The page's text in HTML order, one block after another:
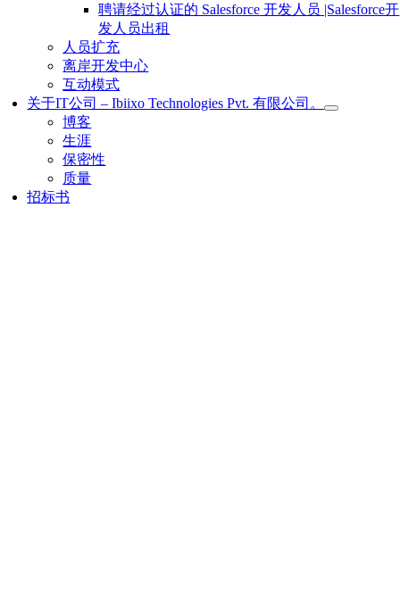
聘请经过认证的 Salesforce 开发人员 |Salesforce开
发人员出租
人员扩充
离岸开发中心
互动模式
关于IT公司 – Ibiixo Technologies Pvt. 有限公司。
博客
生涯
保密性
质量
招标书